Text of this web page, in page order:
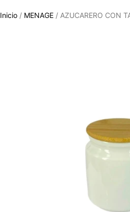
Inicio / MENAGE / AZUCARERO CON